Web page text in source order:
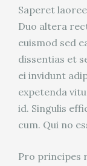
Saperet
Duo altera
euismod sed
dissentias et
ei invidunt
expetenda
id. Singulis
cum. Qui no
Pro principes